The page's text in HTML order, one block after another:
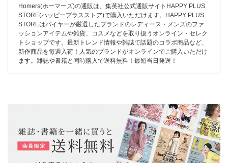
Homers(ホーマーズ)の通販は、集英社公式通販サイトHAPPY PLUS
STORE(ハッピープラスストア)で購入いただけます。HAPPY PLUS
STOREはバイヤーが厳選したブランドのレディース・メンズのファ
ッションアイテムや雑貨、コスメなどを取り扱うオンライン・セレク
トショップです。最新トレンド情報や雑誌で話題のコラボ商品など、
新作商品を毎週入荷！人気のブランドがオンラインでご購入いただけ
ます。雑誌や書籍と同時購入で送料無料！最短当日発送！